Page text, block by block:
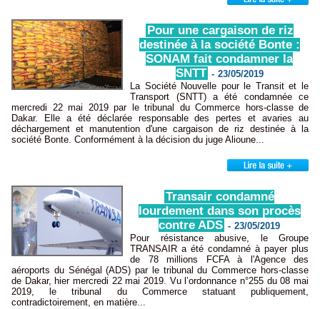
Pour une cargaison de riz
destinée à la société Bonte :
SONAM fait condamner la
SNTT - 23/05/2019
La Société Nouvelle pour le Transit et le
Transport (SNTT) a été condamnée ce
mercredi 22 mai 2019 par le tribunal du Commerce hors-classe de
Dakar. Elle a été déclarée responsable des pertes et avaries au
déchargement et manutention d'une cargaison de riz destinée à la
société Bonte. Conformément à la décision du juge Alioune...
Transair condamné
lourdement dans son procès
contre ADS - 23/05/2019
Pour résistance abusive, le Groupe
TRANSAIR a été condamné à payer plus
de 78 millions FCFA à l'Agence des
aéroports du Sénégal (ADS) par le tribunal du Commerce hors-classe
de Dakar, hier mercredi 22 mai 2019. Vu l’ordonnance n°255 du 08 mai
2019, le tribunal du Commerce statuant publiquement,
contradictoirement, en matière...